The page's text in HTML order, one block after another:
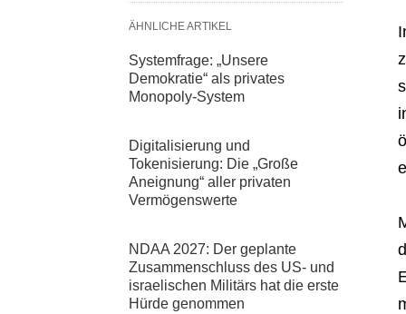
ÄHNLICHE ARTIKEL
Systemfrage: „Unsere
Demokratie“ als privates
Monopoly-System
Digitalisierung und
Tokenisierung: Die „Große
Aneignung“ aller privaten
Vermögenswerte
NDAA 2027: Der geplante
Zusammenschluss des US- und
israelischen Militärs hat die erste
Hürde genommen